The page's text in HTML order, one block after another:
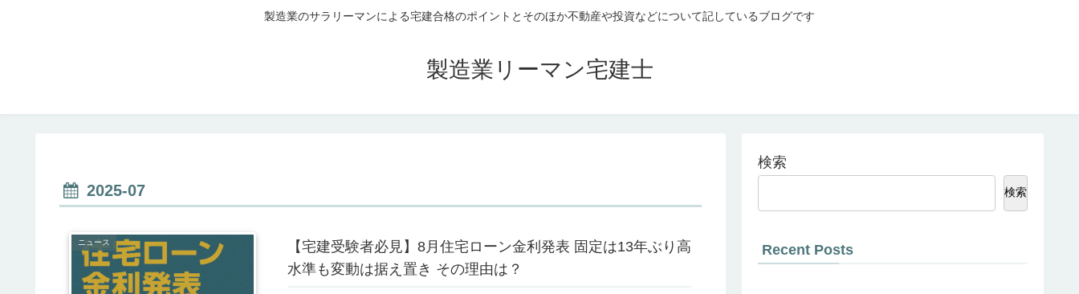
製造業のサラリーマンによる宅建合格のポイントとそのほか不動産や投資などについて記しているブログです
製造業リーマン宅建士
2025-07
ニュース
【宅建受験者必見】8月住宅ローン金利発表 固定は13年ぶり高
水準も変動は据え置き その理由は？
検索
検索
Recent Posts